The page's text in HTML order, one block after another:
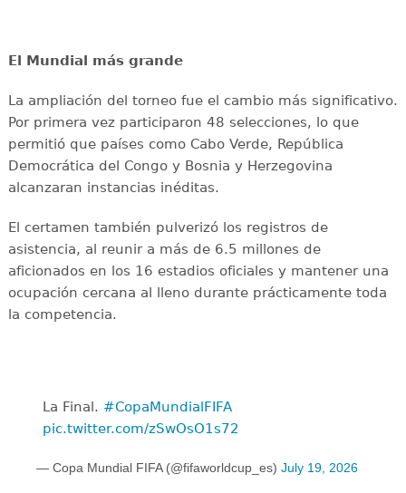
El Mundial más grande
La ampliación del torneo fue el cambio más significativo.
Por primera vez participaron 48 selecciones, lo que
permitió que países como Cabo Verde, República
Democrática del Congo y Bosnia y Herzegovina
alcanzaran instancias inéditas.
El certamen también pulverizó los registros de
asistencia, al reunir a más de 6.5 millones de
aficionados en los 16 estadios oficiales y mantener una
ocupación cercana al lleno durante prácticamente toda
la competencia.
La Final. ️ #CopaMundialFIFA
pic.twitter.com/zSwOsO1s72
— Copa Mundial FIFA (@fifaworldcup_es) July 19, 2026